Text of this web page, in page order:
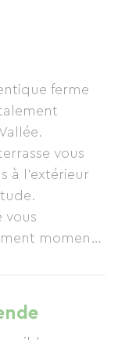
ferme
vous
à l'extérieur
vous
moment
être livré de